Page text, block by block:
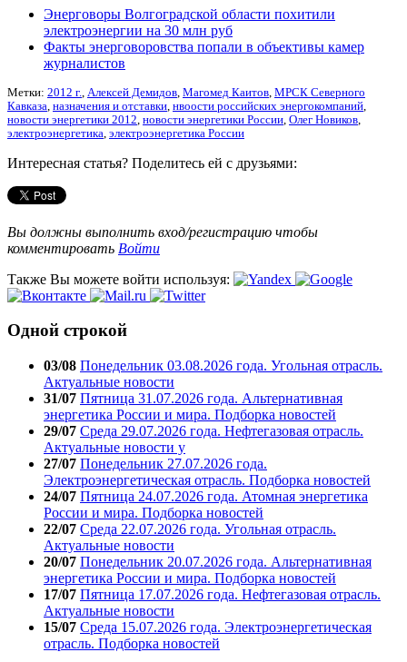
Энерговоры Волгоградской области похитили
электроэнергии на 30 млн руб
Факты энерговоровства попали в объективы камер
журналистов
Метки: 2012 г. Алексей Демидов Магомед Каитов МРСК Северного
Кавказа назначения и отставки нвоости российских энергокомпаний
новости энергетики 2012 новости энергетики России Олег Новиков
электроэнергетика электроэнергетика России
Интересная статья? Поделитесь ей с друзьями:
Вы должны выполнить вход/регистрацию чтобы
комментировать Войти
Также Вы можете войти используя:
Одной строкой
03/08 Понедельник 03.08.2026 года. Угольная отрасль.
Актуальные новости
31/07 Пятница 31.07.2026 года. Альтернативная
энергетика России и мира. Подборка новостей
29/07 Среда 29.07.2026 года. Нефтегазовая отрасль.
Актуальные новости у
27/07 Понедельник 27.07.2026 года.
Электроэнергетическая отрасль. Подборка новостей
24/07 Пятница 24.07.2026 года. Атомная энергетика
России и мира. Подборка новостей
22/07 Среда 22.07.2026 года. Угольная отрасль.
Актуальные новости
20/07 Понедельник 20.07.2026 года. Альтернативная
энергетика России и мира. Подборка новостей
17/07 Пятница 17.07.2026 года. Нефтегазовая отрасль.
Актуальные новости
15/07 Среда 15.07.2026 года. Электроэнергетическая
отрасль. Подборка новостей